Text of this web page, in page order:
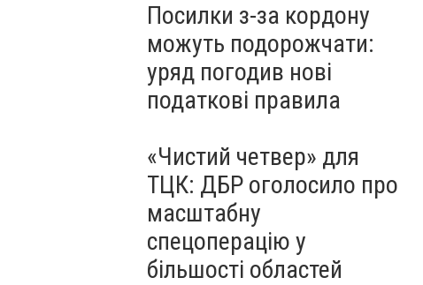
Посилки з-за кордону
можуть подорожчати:
уряд погодив нові
податкові правила
«Чистий четвер» для
ТЦК: ДБР оголосило про
масштабну
спецоперацію у
більшості областей